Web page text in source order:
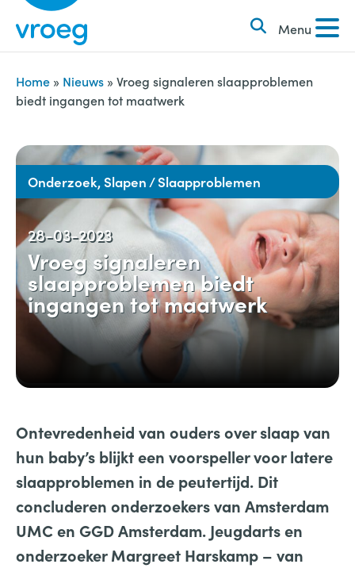
i
Menu
k
e
n
n
a
r
:
Home » Nieuws » Vroeg signaleren slaapproblemen
biedt ingangen tot maatwerk
Onderzoek, Slapen / Slaapproblemen
28-03-2023
Vroeg signaleren
slaapproblemen biedt
ingangen tot maatwerk
Ontevredenheid van ouders over slaap van
hun baby’s blijkt een voorspeller voor latere
slaapproblemen in de peutertijd. Dit
concluderen onderzoekers van Amsterdam
UMC en GGD Amsterdam. Jeugdarts en
onderzoeker Margreet Harskamp – van